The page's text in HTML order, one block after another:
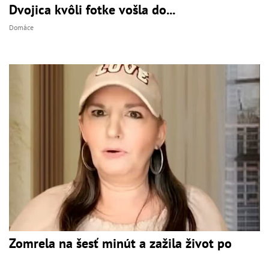
Dvojica kvôli fotke vošla do...
Domáce
Zomrela na šesť minút a zažila život po